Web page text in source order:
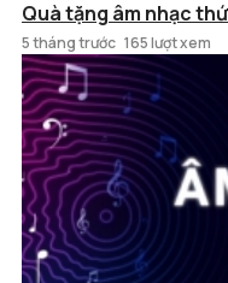
Quà tặng âm nhạc
5 tháng trước 165 lượt xem